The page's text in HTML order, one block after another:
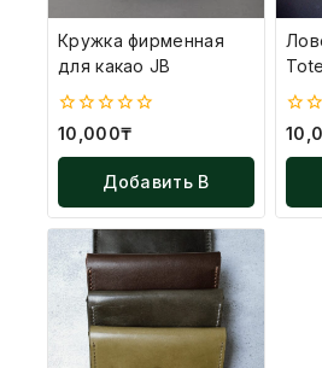
Кружка фирменная
для какао JB
0
5
10,000₸
Добавить В
Корзину
0
5